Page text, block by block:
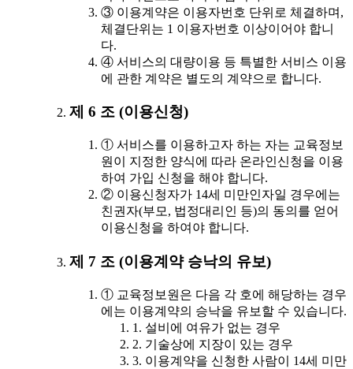
③ 이용계약은 이용자번호 단위로 체결하며,
체결단위는 1 이용자번호 이상이어야 합니
다.
④ 서비스의 대량이용 등 특별한 서비스 이용
에 관한 계약은 별도의 계약으로 합니다.
제 6 조 (이용신청)
① 서비스를 이용하고자 하는 자는 교육정보
원이 지정한 양식에 따라 온라인신청을 이용
하여 가입 신청을 해야 합니다.
② 이용신청자가 14세 미만인자일 경우에는
친권자(부모, 법정대리인 등)의 동의를 얻어
이용신청을 하여야 합니다.
제 7 조 (이용계약 승낙의 유보)
① 교육정보원은 다음 각 호에 해당하는 경우
에는 이용계약의 승낙을 유보할 수 있습니다.
1. 설비에 여유가 없는 경우
2. 기술상에 지장이 있는 경우
3. 이용계약을 신청한 사람이 14세 미만